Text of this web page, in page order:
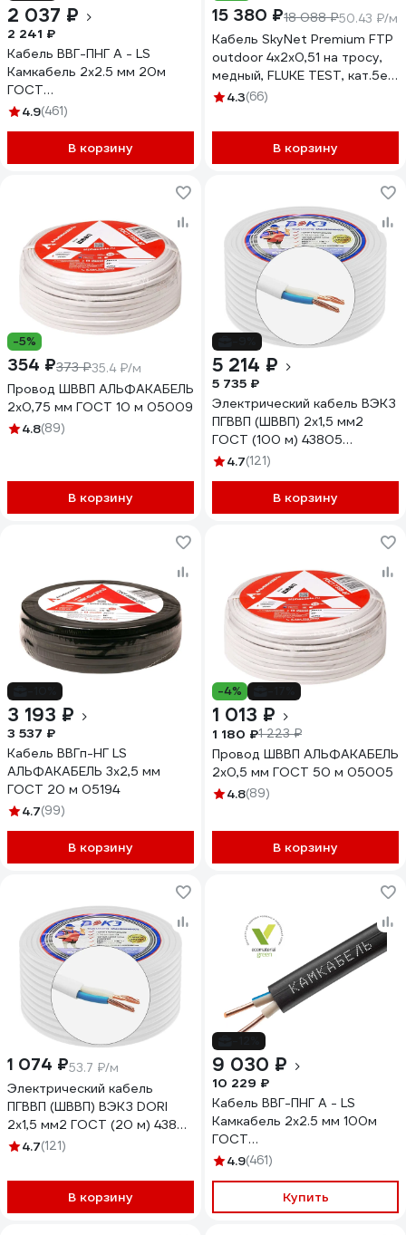
2 037 ₽
2 241 ₽
Кабель ВВГ-ПНГ А - LS
Камкабель 2x2.5 мм 20м
ГОСТ
1157К20HD00070А0020М
4.9(461)
В корзину
15 380 ₽18 088 ₽50.43 ₽/м
Кабель SkyNet Premium FTP
outdoor 4x2x0,51 на тросу,
медный, FLUKE TEST, кат.5e,
однож., 305 м, CSP-FTP-4-
4.3(66)
В корзину
-5%
354 ₽373 ₽35.4 ₽/м
Провод ШВВП АЛЬФАКАБЕЛЬ
2х0,75 мм ГОСТ 10 м 05009
4.8(89)
В корзину
5 214 ₽
5 735 ₽
Электрический кабель ВЭКЗ
ПГВВП (ШВВП) 2x1,5 мм2
ГОСТ (100 м) 43805
VEKZ00037
4.7(121)
В корзину
3 193 ₽
3 537 ₽
Кабель ВВГп-НГ LS
АЛЬФАКАБЕЛЬ 3х2,5 мм
ГОСТ 20 м 05194
4.7(99)
В корзину
-4%
1 013 ₽
1 180 ₽1 223 ₽
Провод ШВВП АЛЬФАКАБЕЛЬ
2х0,5 мм ГОСТ 50 м 05005
4.8(89)
В корзину
1 074 ₽53.7 ₽/м
Электрический кабель
ПГВВП (ШВВП) ВЭКЗ DORI
2x1,5 мм2 ГОСТ (20 м) 43829
VEKZ00261
4.7(121)
В корзину
9 030 ₽
10 229 ₽
Кабель ВВГ-ПНГ А - LS
Камкабель 2x2.5 мм 100м
ГОСТ
1157К20HD00070А0100М
4.9(461)
Купить